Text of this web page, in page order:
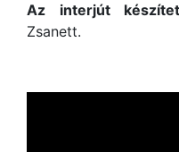
Az interjút
Zsanett.